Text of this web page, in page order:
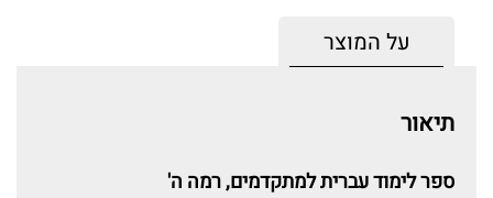
על המוצר
תיאור
ספר לימוד עברית למתקדמים, רמה ה'